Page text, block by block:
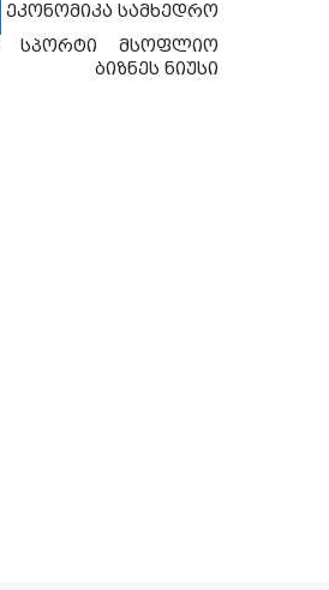
ეკონომიკა სამხედრო
სპორტი
მსოფლიო
ბიზნეს ნიუსი